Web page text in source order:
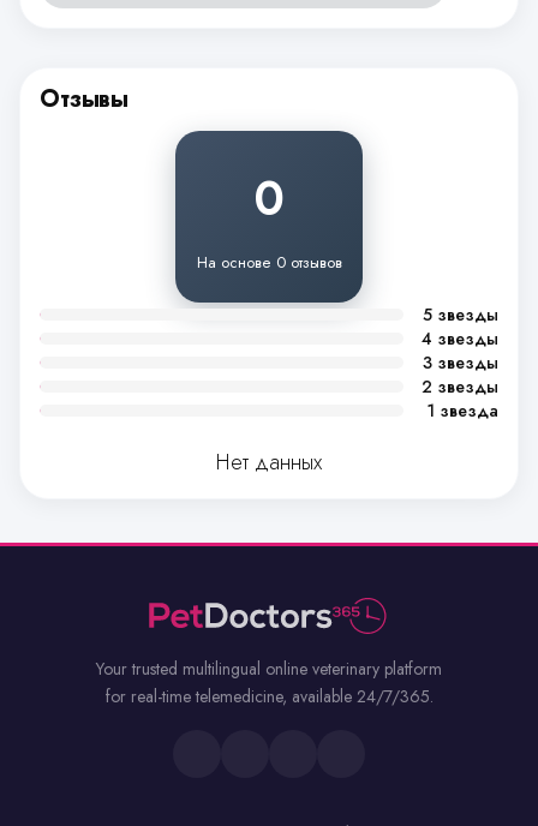
Отзывы
0
На основе 0 отзывов
5 звезды
4 звезды
3 звезды
2 звезды
1 звезда
Нет данных
Your trusted multilingual online veterinary platform
for real-time telemedicine, available 24/7/365.